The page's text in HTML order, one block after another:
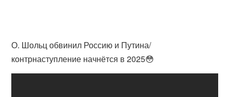
О. Шольц обвинил Россию и Путина/
контрнаступление начнётся в 2025😳